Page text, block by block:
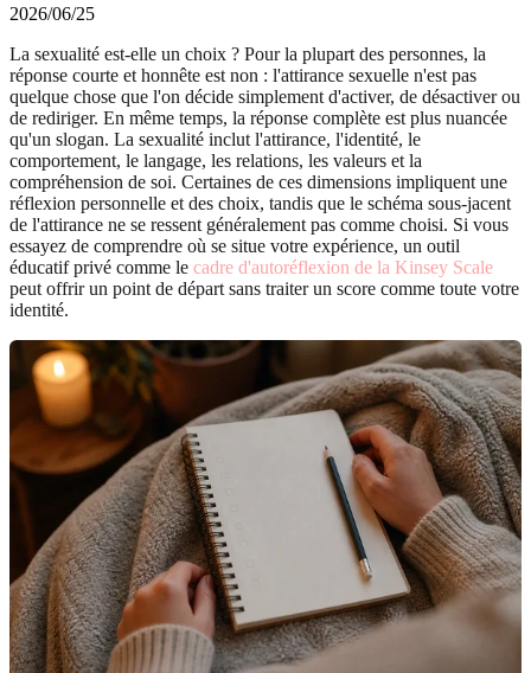
2026/06/25
La sexualité est-elle un choix ? Pour la plupart des personnes, la
réponse courte et honnête est non : l'attirance sexuelle n'est pas
quelque chose que l'on décide simplement d'activer, de désactiver ou
de rediriger. En même temps, la réponse complète est plus nuancée
qu'un slogan. La sexualité inclut l'attirance, l'identité, le
comportement, le langage, les relations, les valeurs et la
compréhension de soi. Certaines de ces dimensions impliquent une
réflexion personnelle et des choix, tandis que le schéma sous-jacent
de l'attirance ne se ressent généralement pas comme choisi. Si vous
essayez de comprendre où se situe votre expérience, un outil
éducatif privé comme le cadre d'autoréflexion de la Kinsey Scale
peut offrir un point de départ sans traiter un score comme toute votre
identité.